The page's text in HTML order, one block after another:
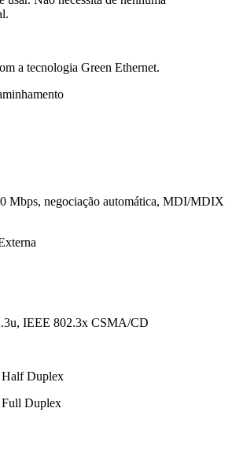
a tecnologia Green Ethernet.
Mbps, negociação automática, MDI/MDIX
IEEE 802.3x CSMA/CD
Half Duplex
Full Duplex